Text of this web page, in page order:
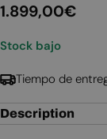
Precio
1.899,00€
Stock bajo
Tiempo de
Description